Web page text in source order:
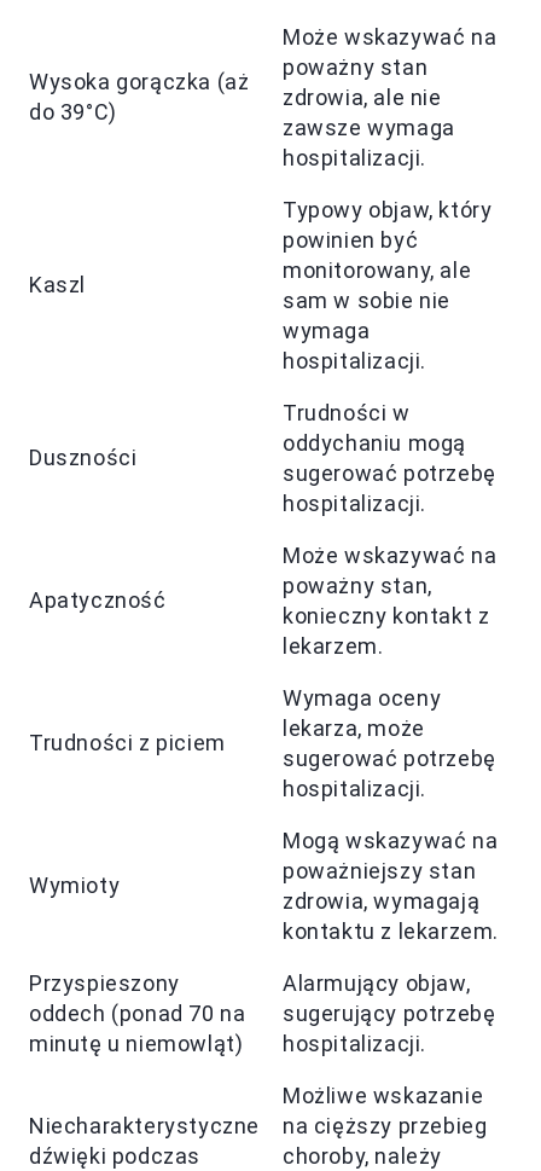
Wysoka gorączka (aż
do 39°C)
Może wskazywać na
poważny stan
zdrowia, ale nie
zawsze wymaga
hospitalizacji.
Kaszl
Typowy objaw, który
powinien być
monitorowany, ale
sam w sobie nie
wymaga
hospitalizacji.
Duszności
Trudności w
oddychaniu mogą
sugerować potrzebę
hospitalizacji.
Apatyczność
Może wskazywać na
poważny stan,
konieczny kontakt z
lekarzem.
Trudności z piciem
Wymaga oceny
lekarza, może
sugerować potrzebę
hospitalizacji.
Wymioty
Mogą wskazywać na
poważniejszy stan
zdrowia, wymagają
kontaktu z lekarzem.
Przyspieszony
oddech (ponad 70 na
minutę u niemowląt)
Alarmujący objaw,
sugerujący potrzebę
hospitalizacji.
Niecharakterystyczne
dźwięki podczas
Możliwe wskazanie
na cięższy przebieg
choroby, należy